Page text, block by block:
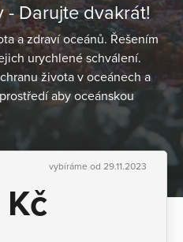
- Darujte dvakrát!
a zdraví oceánů. Řešením
urychlené schválení.
života v oceánech a
aby oceánskou
vybíráme od 29.11.2023